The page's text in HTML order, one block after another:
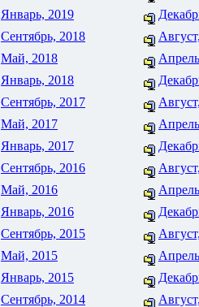
Январь, 2019
Сентябрь, 2018
Май, 2018
Январь, 2018
Сентябрь, 2017
Май, 2017
Январь, 2017
Сентябрь, 2016
Май, 2016
Январь, 2016
Сентябрь, 2015
Май, 2015
Январь, 2015
Сентябрь, 2014